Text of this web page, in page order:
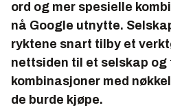
ord og mer spesielle
nå Google utnytte.
ryktene snart tilby et
nettsiden til et selskap
kombinasjoner med
de burde kjøpe.